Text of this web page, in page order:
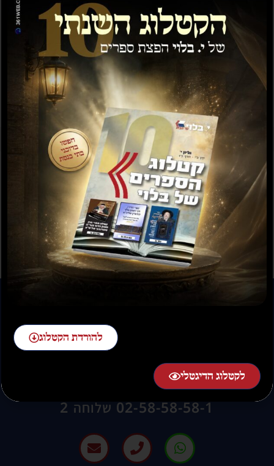
מבצע
תשועה ברוב יועץ
₪35.00 ₪15.00
תשובה מאת הרב ראובן
לויכטר שליטא
20.00 ₪30.00
להזמנות חייגו:
02-58-58-58-1 שלוחה 2
להורדת הקטלוג
לקטלוג הדיגטלי